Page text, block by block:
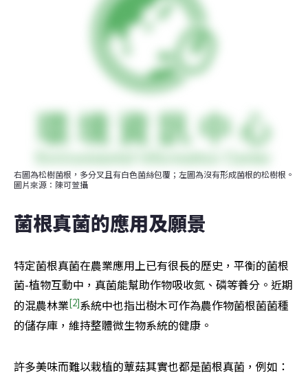
右圖為松樹菌根，多分叉且有白色菌絲包覆；左圖為沒有形成菌根的松樹根。
圖片來源：陳可萱攝
菌根真菌的應用及願景
特定菌根真菌在農業應用上已有很長的歷史，平衡的菌根
菌-植物互動中，真菌能幫助作物吸收氮、磷等養分。近期
的混農林業[2]系統中也指出樹木可作為農作物菌根菌菌種
的儲存庫，維持整體微生物系統的健康。
許多美味而難以栽植的蕈菇其實也都是菌根真菌，例如：